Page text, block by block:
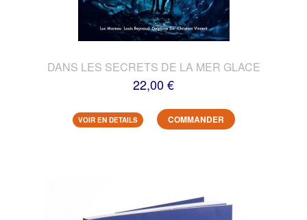
DANS LES SECRETS DE LA MER GLACE
22,00 €
VOIR EN DETAILS COMMANDER